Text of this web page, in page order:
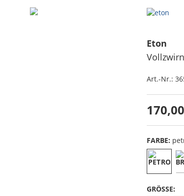
Eton
Art.-Nr.:
FARBE:
GRÖSSE: